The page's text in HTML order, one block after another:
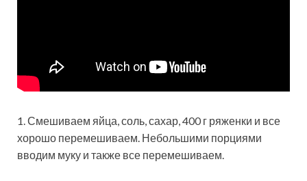
1. Смешиваем яйца, соль, сахар, 400 г ряженки и все
хорошо перемешиваем. Небольшими порциями
вводим муку и также все перемешиваем.